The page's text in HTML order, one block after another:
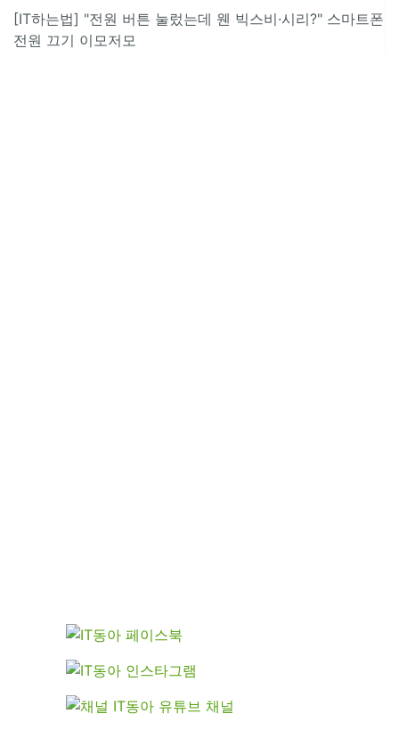
[IT하는법] "전원 버튼 눌렀는데 웬 빅스비·시리?" 스마트폰
전원 끄기 이모저모